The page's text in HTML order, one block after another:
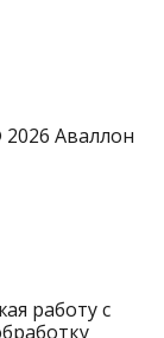
Аваллон
работу с